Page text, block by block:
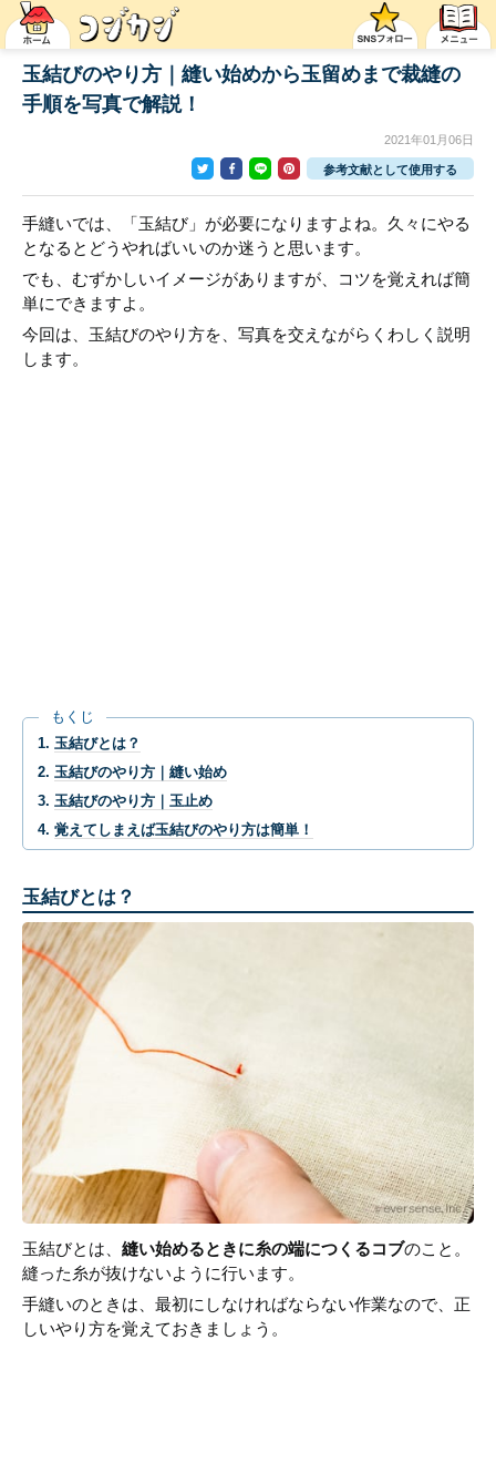
玉結びのやり方｜縫い始めから玉留めまで裁縫の
手順を写真で解説！
2021年01月06日
参考文献として使用する
手縫いでは、「玉結び」が必要になりますよね。久々にやる
となるとどうやればいいのか迷うと思います。
でも、むずかしいイメージがありますが、コツを覚えれば簡
単にできますよ。
今回は、玉結びのやり方を、写真を交えながらくわしく説明
します。
もくじ
玉結びとは？
玉結びのやり方｜縫い始め
玉結びのやり方｜玉止め
覚えてしまえば玉結びのやり方は簡単！
玉結びとは？
玉結びとは、 縫い始めるときに糸の端につくるコブのこと。
縫った糸が抜けないように行います。
手縫いのときは、最初にしなければならない作業なので、正
しいやり方を覚えておきましょう。